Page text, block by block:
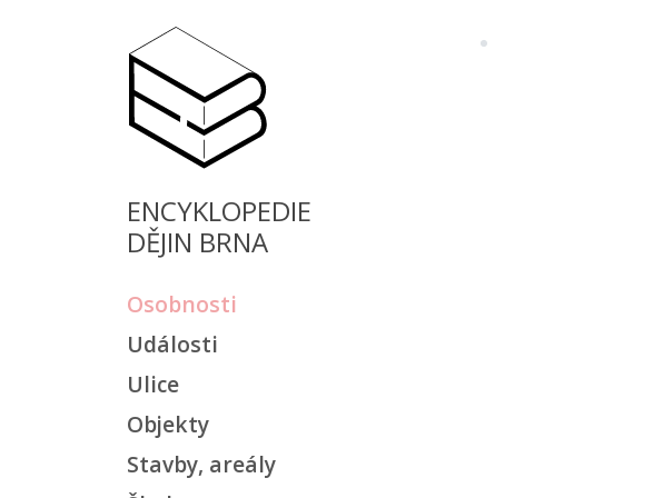
ENCYKLOPEDIE
DĚJIN BRNA
Osobnosti
Události
Ulice
Objekty
Stavby, areály